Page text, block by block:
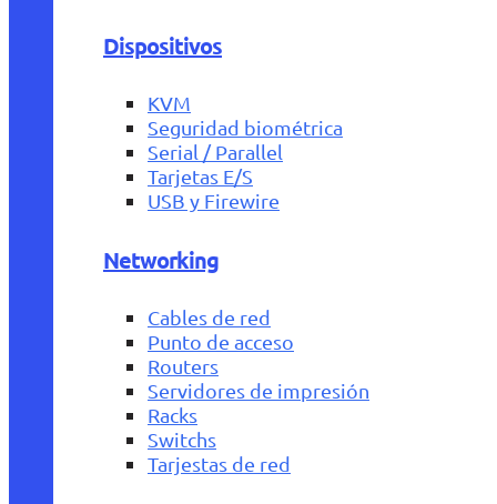
Dispositivos
KVM
Seguridad biométrica
Serial / Parallel
Tarjetas E/S
USB y Firewire
Networking
Cables de red
Punto de acceso
Routers
Servidores de impresión
Racks
Switchs
Tarjestas de red